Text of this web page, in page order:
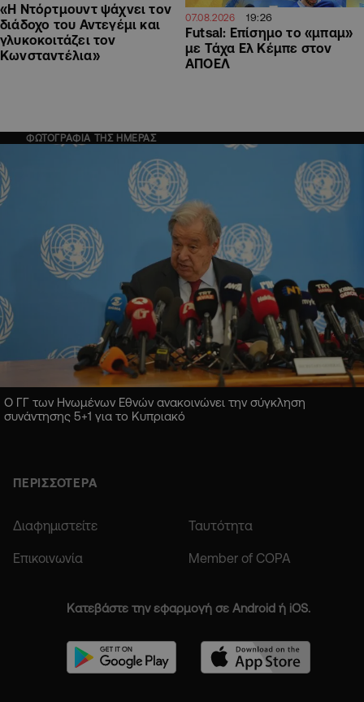
«Η Ντόρτμουντ ψάχνει τον
διάδοχο του Αντεγέμι και
γλυκοκοιτάζει τον
Κωνσταντέλια»
07.08.2026 19:26
Futsal: Επίσημο το «μπαμ»
με Τάχα Ελ Κέμπε στον
ΑΠΟΕΛ
ΦΩΤΟΓΡΑΦΙΑ ΤΗΣ ΗΜΕΡΑΣ
Ο ΓΓ των Ηνωμένων Εθνών ανακοινώνει την σύγκληση
συνάντησης 5+1 για το Κυπριακό
ΠΕΡΙΣΣΟΤΕΡΑ
Διαφημιστείτε Ταυτότητα
Επικοινωνία Member of COPA
Κατεβάστε την εφαρμογή σε Android ή iOS.